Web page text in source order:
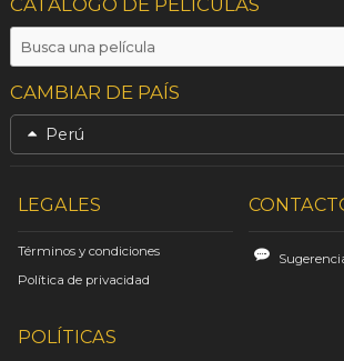
CATÁLOGO DE PELÍCULAS
CAMBIAR DE PAÍS
Perú
LEGALES
Términos y condiciones
Política de privacidad
POLÍTICAS